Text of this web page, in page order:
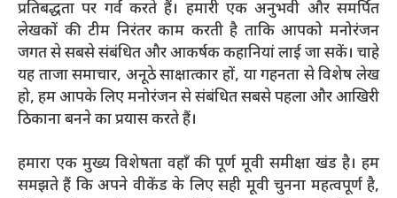
प्रतिबद्धता पर गर्व करते हैं। हमारी एक अनुभवी और समर्पित
लेखकों की टीम निरंतर काम करती है ताकि आपको मनोरंजन
जगत से सबसे संबंधित और आकर्षक कहानियां लाई जा सकें। चाहे
यह ताजा समाचार, अनूठे साक्षात्कार हों, या गहनता से विशेष लेख
हो, हम आपके लिए मनोरंजन से संबंधित सबसे पहला और आखिरी
ठिकाना बनने का प्रयास करते हैं।
हमारा एक मुख्य विशेषता वहाँ की पूर्ण मूवी समीक्षा खंड है। हम
समझते हैं कि अपने वीकेंड के लिए सही मूवी चुनना महत्वपूर्ण है,